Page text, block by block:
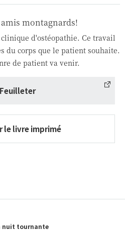
montagnards!
d'ostéopathie. Ce travail
du corps que le patient souhaite.
de patient va venir.
Feuilleter
le livre imprimé
nuit tournante